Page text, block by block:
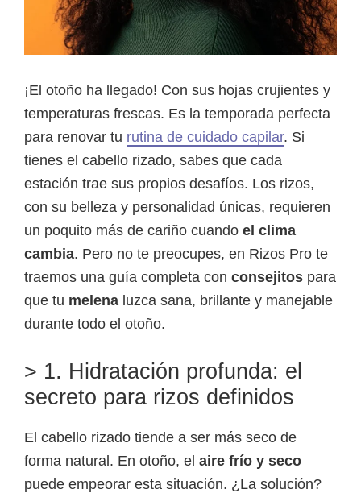
¡El otoño ha llegado! Con sus hojas crujientes y
temperaturas frescas. Es la temporada perfecta
para renovar tu rutina de cuidado capilar. Si
tienes el cabello rizado, sabes que cada
estación trae sus propios desafíos. Los rizos,
con su belleza y personalidad únicas, requieren
un poquito más de cariño cuando el clima
cambia. Pero no te preocupes, en Rizos Pro te
traemos una guía completa con consejitos para
que tu melena luzca sana, brillante y manejable
durante todo el otoño.
> 1. Hidratación profunda: el
secreto para rizos definidos
El cabello rizado tiende a ser más seco de
forma natural. En otoño, el aire frío y seco
puede empeorar esta situación. ¿La solución?